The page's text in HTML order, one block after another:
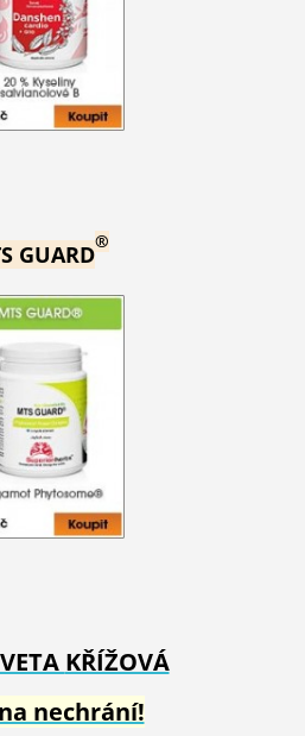
GUARD®
KŘÍŽOVÁ
nechrání!